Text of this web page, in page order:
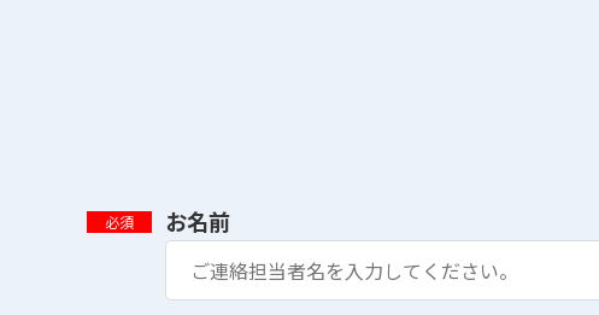
お名前
必須